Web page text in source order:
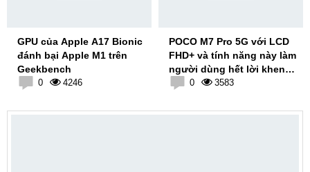
GPU của Apple A17 Bionic
đánh bại Apple M1 trên
Geekbench
0 4246
POCO M7 Pro 5G với LCD
FHD+ và tính năng này làm
người dùng hết lời khen
ngợi0 3583